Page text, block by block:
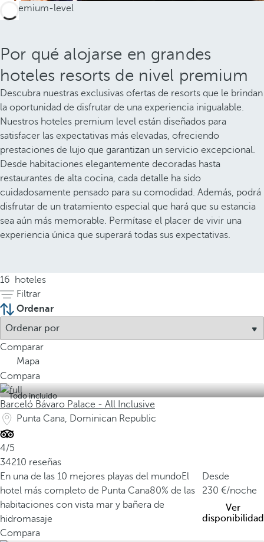
Por qué alojarse en grandes
hoteles resorts de nivel premium
Descubra nuestras exclusivas ofertas de resorts que le brindan
la oportunidad de disfrutar de una experiencia inigualable.
Nuestros hoteles premium level están diseñados para
satisfacer las expectativas más elevadas, ofreciendo
prestaciones de lujo que garantizan un servicio excepcional.
Desde habitaciones elegantemente decoradas hasta
restaurantes de alta cocina, cada detalle ha sido
cuidadosamente pensado para su comodidad. Además, podrá
disfrutar de un tratamiento especial que hará que su estancia
sea aún más memorable. Permítase el placer de vivir una
experiencia única que superará todas sus expectativas.
16
hoteles
Filtrar
Ordenar
Comparar
Mapa
Compara
Todo incluido
Barceló Bávaro Palace - All Inclusive
Punta Cana, Dominican Republic
4/5
34210 reseñas
En una de las 10 mejores playas del mundoEl
hotel más completo de Punta Cana80% de las
habitaciones con vista mar y bañera de
hidromasaje
Desde
230
/noche
Ver
disponibilidad
Compara